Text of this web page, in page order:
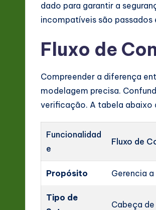
dado para garantir a
incompatíveis são passados
Fluxo de
Compreender a diferença
modelagem precisa.
verificação. A tabela abaixo
Funcionalidad
e
Fluxo de
Propósito Gerencia
Tipo de
Cabeça